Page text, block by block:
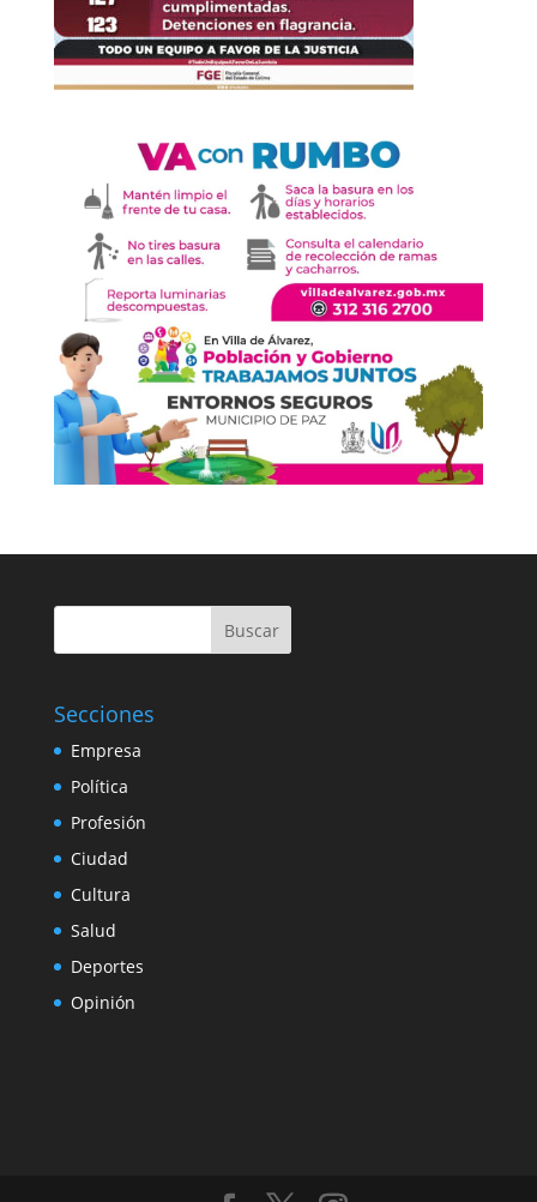
Buscar
Secciones
Empresa
Política
Profesión
Ciudad
Cultura
Salud
Deportes
Opinión